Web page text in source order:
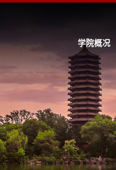
学院概况